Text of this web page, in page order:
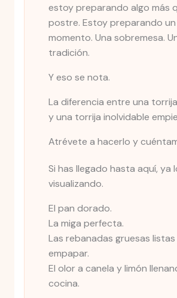
estoy preparando algo más
postre. Estoy preparando un
momento. Una sobremesa.
tradición.
Y eso se nota.
La diferencia entre una
y una torrija inolvidable
Atrévete a hacerlo y
Si has llegado hasta aquí, ya
visualizando.
El pan dorado.
La miga perfecta.
Las rebanadas gruesas
empapar.
El olor a canela y limón
cocina.